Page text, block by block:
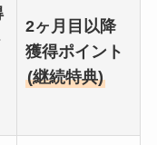
2ヶ月目以降
獲得ポイント
(継続特典)